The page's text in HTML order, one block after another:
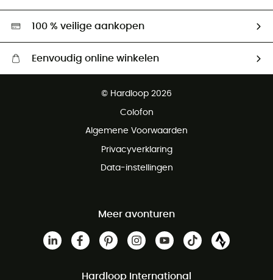
Hardgreen
100 % veilige aankopen
Eenvoudig online winkelen
Gratis retourneren binnen 100 dagen
© Hardloop 2026
Colofon
Algemene Voorwaarden
Privacyverklaring
Data-instellingen
Meer avonturen
Hardloop International